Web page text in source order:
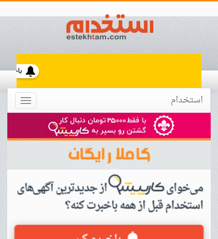
Toggle استخدام